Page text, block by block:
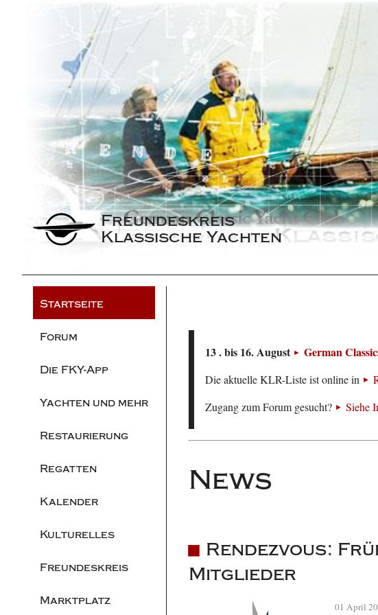
Freundeskreis
Klassische Yachten
Startseite
Forum
Die FKY-App
Yachten und mehr
Restaurierung
Regatten
Kalender
Kulturelles
Freundeskreis
Marktplatz
13 . bis 16. August German
Die aktuelle KLR-Liste ist online in
Zugang zum Forum gesucht?
Siehe
News
Rendezvous:
Mitglieder
01 April